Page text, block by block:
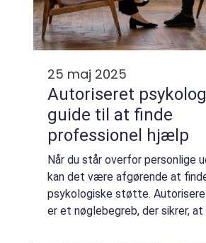
25 maj 2025
Autoriseret
guide til at finde
professionel hjælp
Når du står overfor personlige
kan det være afgørende at
psykologiske støtte.
er et nøglebegreb, der sikrer, at